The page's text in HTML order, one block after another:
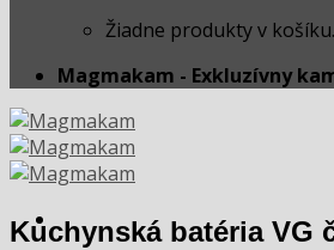
Žiadne produkty v košíku.
Magmakam - Exkluzívny
Kuchynská batéria VG